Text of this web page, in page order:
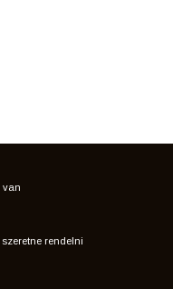
van
rendelni